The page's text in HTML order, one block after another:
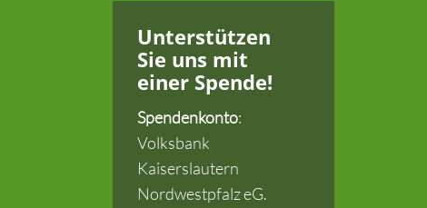
Unterstützen
Sie uns mit
einer Spende!
Spendenkonto:
Volksbank
Kaiserslautern
Nordwestpfalz eG.